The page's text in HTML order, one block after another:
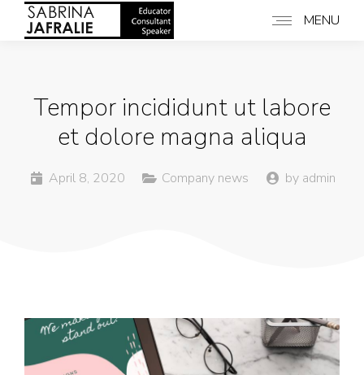
MENU
Tempor incididunt ut labore
et dolore magna aliqua
April 8, 2020 Company news by admin